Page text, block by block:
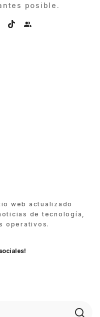
posible.
web actualizado
de tecnología,
operativos.